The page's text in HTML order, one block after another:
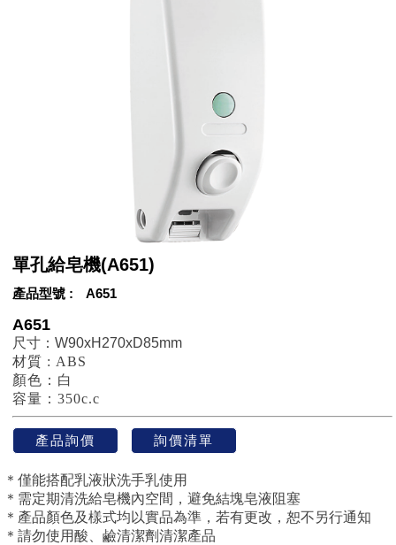
單孔給皂機(A651)
產品型號 A651
A651
尺寸：W90xH270xD85mm
材質 : ABS
顏色：白
容量：350c.c
＊僅能搭配乳液狀洗手乳使用
＊需定期清洗給皂機內空間，避免結塊皂液阻塞
＊產品顏色及樣式均以實品為準， 若有更改，恕不另行通知
＊請勿使用酸、鹼清潔劑清潔產品